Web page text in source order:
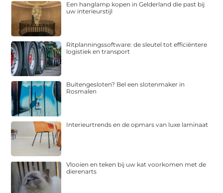
Een hanglamp kopen in Gelderland die past bij
uw interieurstijl
Ritplanningssoftware: de sleutel tot efficiëntere
logistiek en transport
Buitengesloten? Bel een slotenmaker in
Rosmalen
Interieurtrends en de opmars van luxe laminaat
Vlooien en teken bij uw kat voorkomen met de
dierenarts